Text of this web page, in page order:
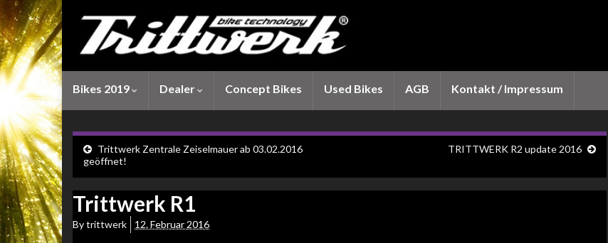
Bikes 2019 Dealer Concept Bikes Used Bikes AGB Kontakt / Impressum
Trittwerk Zentrale Zeiselmauer ab 03.02.2016
geöffnet!
TRITTWERK R2 update 2016
Trittwerk R1
Bytrittwerk 12. Februar 2016